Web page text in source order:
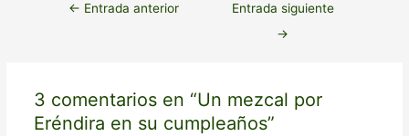
← Entrada anterior
Entrada siguiente
→
3 comentarios en “Un mezcal por
Eréndira en su cumpleaños”